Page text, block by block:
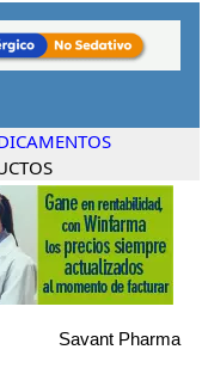
Savant Pharma